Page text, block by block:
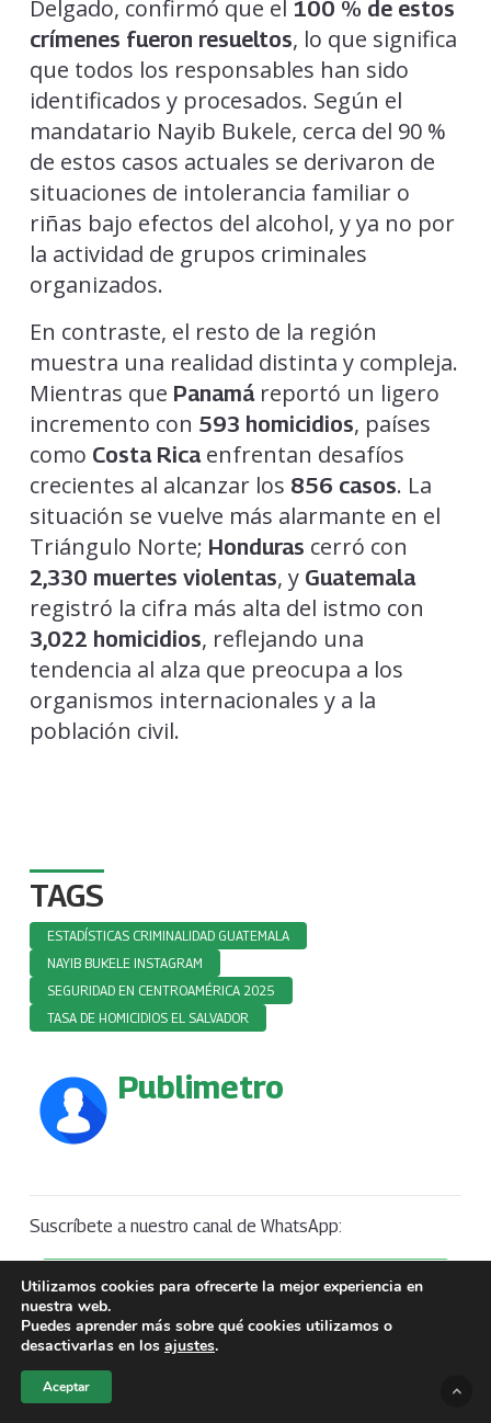
Delgado, confirmó que el 100 % de estos
crímenes fueron resueltos, lo que significa
que todos los responsables han sido
identificados y procesados. Según el
mandatario Nayib Bukele, cerca del 90 %
de estos casos actuales se derivaron de
situaciones de intolerancia familiar o
riñas bajo efectos del alcohol, y ya no por
la actividad de grupos criminales
organizados.
En contraste, el resto de la región
muestra una realidad distinta y compleja.
Mientras que Panamáreportó un ligero
incremento con 593 homicidios, países
como Costa Ricaenfrentan desafíos
crecientes al alcanzar los 856 casos. La
situación se vuelve más alarmante en el
Triángulo Norte; Honduras cerró con
2,330 muertes violentas, y Guatemala
registró la cifra más alta del istmo con
3,022 homicidios, reflejando una
tendencia al alza que preocupa a los
organismos internacionales y a la
población civil.
TAGS
ESTADÍSTICAS CRIMINALIDAD GUATEMALA
NAYIB BUKELE INSTAGRAM
SEGURIDAD EN CENTROAMÉRICA 2025
TASA DE HOMICIDIOS EL SALVADOR
Publimetro
Suscríbete a nuestro canal de WhatsApp:
Canal de Whatsapp
Utilizamos cookies para ofrecerte la mejor experiencia en
nuestra web.
Puedes aprender más sobre qué cookies utilizamos o
desactivarlas en los ajustes.
Aceptar